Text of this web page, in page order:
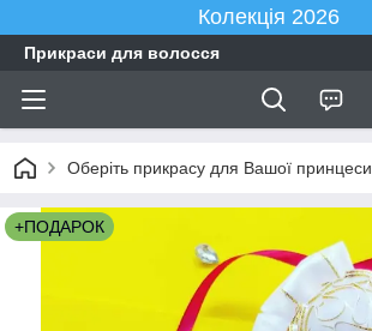
Колекція 2026
Прикраси для волосся
Оберіть прикрасу для Вашої принцеси
+ПОДАРОК